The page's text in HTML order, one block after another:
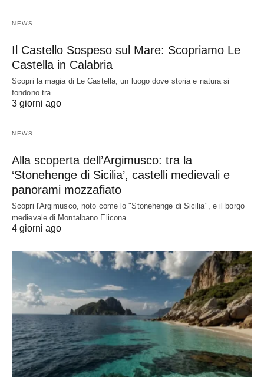
NEWS
Il Castello Sospeso sul Mare: Scopriamo Le
Castella in Calabria
Scopri la magia di Le Castella, un luogo dove storia e natura si
fondono tra…
3 giorni ago
NEWS
Alla scoperta dell’Argimusco: tra la
‘Stonehenge di Sicilia’, castelli medievali e
panorami mozzafiato
Scopri l'Argimusco, noto come lo "Stonehenge di Sicilia", e il borgo
medievale di Montalbano Elicona.…
4 giorni ago